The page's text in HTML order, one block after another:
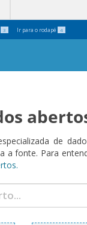
3 Ir para o rodapé 4
Ferramentas
Pessoais
de
a fonte. Para